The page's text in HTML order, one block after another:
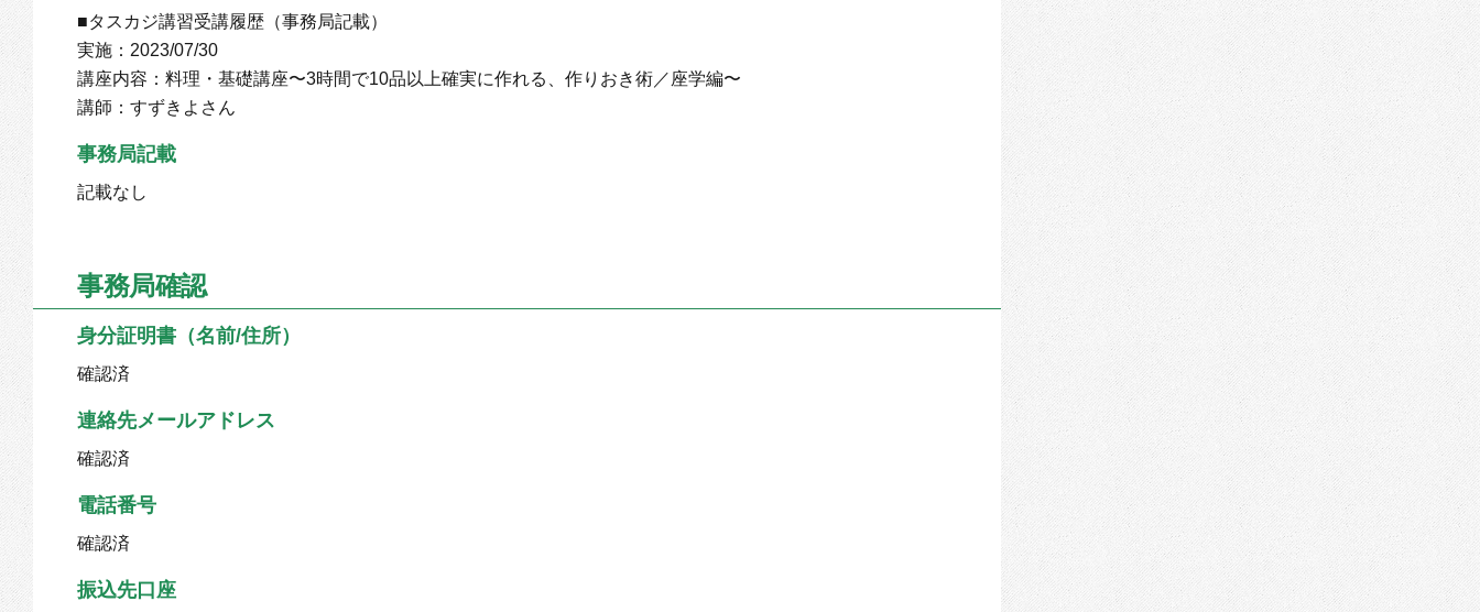
■タスカジ講習受講履歴（事務局記載）
実施：2023/07/30
講座内容：料理・基礎講座〜3時間で10品以上確実に作れる、作りおき術／座学編〜
講師：すずきよさん
事務局記載
記載なし
事務局確認
身分証明書（名前/住所）
確認済
連絡先メールアドレス
確認済
電話番号
確認済
振込先口座